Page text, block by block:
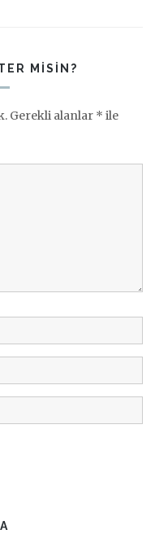
MISIN?
Gerekli alanlar * ile